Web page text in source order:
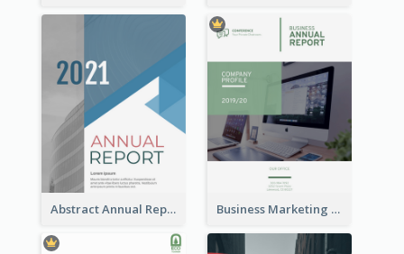
Abstract Annual Report Business Marketing Reports